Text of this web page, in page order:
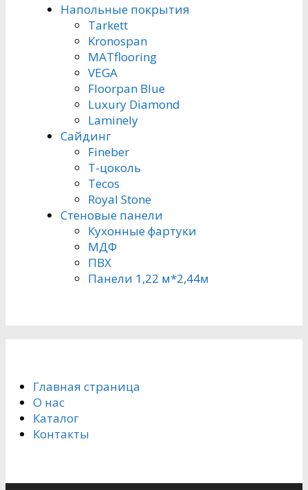
Напольные покрытия
Tarkett
Kronospan
MATflooring
VEGA
Floorpan Blue
Luxury Diamond
Laminely
Сайдинг
Fineber
Т-цоколь
Tecos
Royal Stone
Стеновые панели
Кухонные фартуки
МДФ
ПВХ
Панели 1,22 м*2,44м
Главная страница
О нас
Каталог
Контакты